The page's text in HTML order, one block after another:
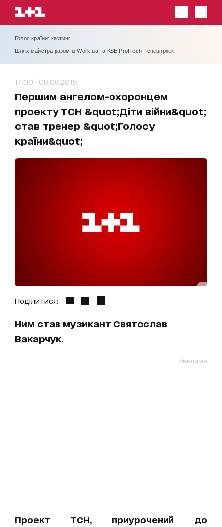
Голос країни: кастинг
Шлях майстра разом із Work.ua та KSE ProfTech - спецпроєкт
17:00 | 08.06.2015
Першим ангелом-охоронцем
проекту ТСН &quot;Діти війни&quot;
став тренер &quot;Голосу
країни&quot;
Поділитися:
Ним став музикант Святослав
Вакарчук.
Реклама
Проект ТСН, приурочений до